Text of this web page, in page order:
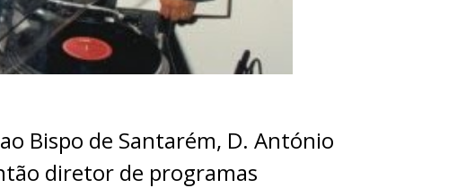
Bispo de Santarém, D. António
diretor de programas